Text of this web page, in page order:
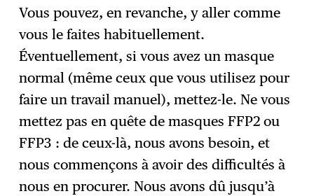
Vous pouvez, en revanche, y aller comme
vous le faites habituellement.
Éventuellement, si vous avez un masque
normal (même ceux que vous utilisez pour
faire un travail manuel), mettez-le. Ne vous
mettez pas en quête de masques FFP2 ou
FFP3 : de ceux-là, nous avons besoin, et
nous commençons à avoir des difficultés à
nous en procurer. Nous avons dû jusqu’à